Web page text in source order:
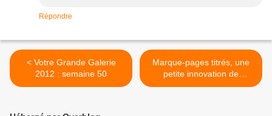
Répondre
< Votre Grande Galerie
2012 : semaine 50
Marque-pages titrés, une
petite innovation de
Mamigoz >